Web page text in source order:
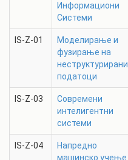
Информациони
Системи
IS-Z-01
Моделирање и
фузирање на
неструктурирани
податоци
IS-Z-03
Современи
интелигентни
системи
IS-Z-04
Напредно
машинско учење